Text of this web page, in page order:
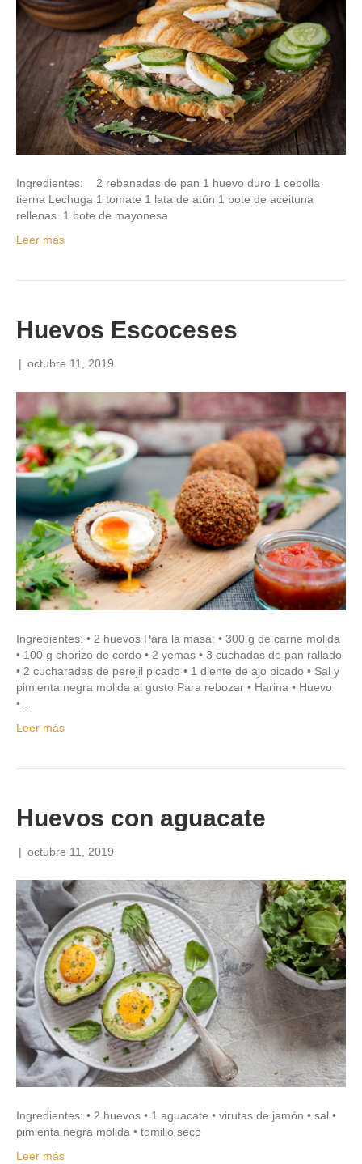
Ingredientes: 2 rebanadas de pan 1 huevo duro 1 cebolla
tierna Lechuga 1 tomate 1 lata de atún 1 bote de aceituna
rellenas 1 bote de mayonesa
Leer más
Huevos Escoceses
| octubre 11, 2019
Ingredientes: • 2 huevos Para la masa: • 300 g de carne molida
• 100 g chorizo de cerdo • 2 yemas • 3 cuchadas de pan rallado
• 2 cucharadas de perejil picado • 1 diente de ajo picado • Sal y
pimienta negra molida al gusto Para rebozar • Harina • Huevo
•…
Leer más
Huevos con aguacate
| octubre 11, 2019
Ingredientes: • 2 huevos • 1 aguacate • virutas de jamón • sal •
pimienta negra molida • tomillo seco
Leer más